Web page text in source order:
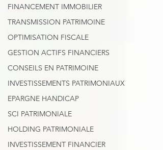
FINANCEMENT IMMOBILIER
TRANSMISSION PATRIMOINE
OPTIMISATION FISCALE
GESTION ACTIFS FINANCIERS
CONSEILS EN PATRIMOINE
INVESTISSEMENTS PATRIMONIAUX
EPARGNE HANDICAP
SCI PATRIMONIALE
HOLDING PATRIMONIALE
INVESTISSEMENT FINANCIER